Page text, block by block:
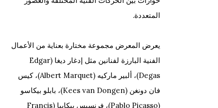
المتعددة.
يعرض المعرض مجموعة مختارة بعناية من الأعمال
الفنية البارزة لفنانين مثل إدغار ديغا (Edgar
Degas)، ألبير ماركيه (Albert Marquet)، كيس
فان دونغن (Kees van Dongen)، بابلو بيكاسو
(Pablo Picasso)، فرنسيس بيكابيا (Francis